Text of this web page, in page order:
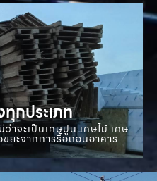
กประเภท
าจะเป็นเศษปูน เศษไม้ เศษ
ยะจากการรื้อถอนอาคาร